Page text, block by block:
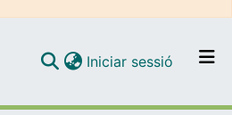
Iniciar sessió (current)